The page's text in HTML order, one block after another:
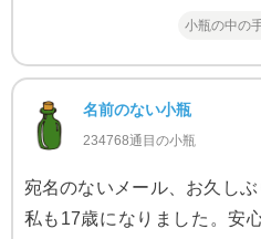
小瓶の中の
名前のない小瓶
234768通目の小瓶
宛名のないメール、お久し
私も17歳になりました。安